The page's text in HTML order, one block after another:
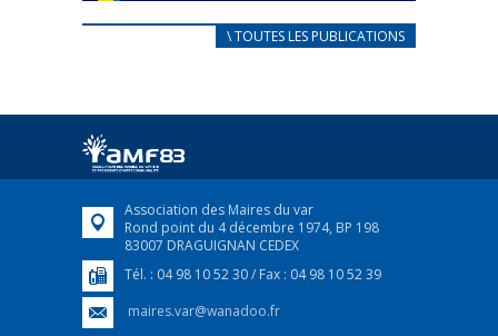
CARNET D’ACCUEIL
Afin d’accompagner au mieux les réfugiés
FEUILLETER
\ TOUTES LES PUBLICATIONS
Association des Maires du var
Rond point du 4 décembre 1974, BP 198
83007 DRAGUIGNAN CEDEX
Tél. : 04 98 10 52 30 / Fax : 04 98 10 52 39
maires.var@wanadoo.fr